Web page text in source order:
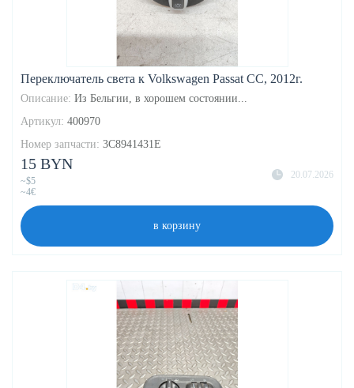
Переключатель света к Volkswagen Passat CC, 2012г.
Описание: Из Бельгии, в хорошем состоянии...
Артикул: 400970
Номер запчасти: 3C8941431E
20.07.2026
15 BYN
~$5
~4€
в корзину